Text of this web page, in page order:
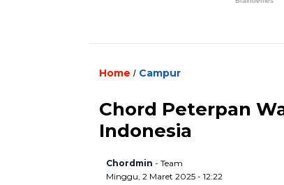
Home / Campur
Chord Peterpan
Indonesia
Chordmin - Team
Minggu, 2 Maret 2025 - 12:22